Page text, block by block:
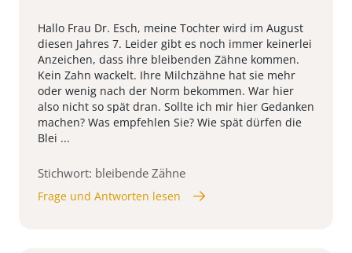
Hallo Frau Dr. Esch, meine Tochter wird im August
diesen Jahres 7. Leider gibt es noch immer keinerlei
Anzeichen, dass ihre bleibenden Zähne kommen.
Kein Zahn wackelt. Ihre Milchzähne hat sie mehr
oder wenig nach der Norm bekommen. War hier
also nicht so spät dran. Sollte ich mir hier Gedanken
machen? Was empfehlen Sie? Wie spät dürfen die
Blei ...
Stichwort: bleibende Zähne
Frage und Antworten lesen